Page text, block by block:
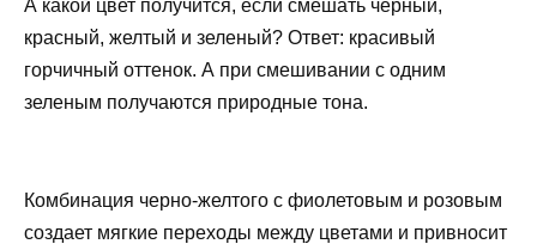
А какой цвет получится, если смешать черный,
красный, желтый и зеленый? Ответ: красивый
горчичный оттенок. А при смешивании с одним
зеленым получаются природные тона.
Комбинация черно-желтого с фиолетовым и розовым
создает мягкие переходы между цветами и привносит